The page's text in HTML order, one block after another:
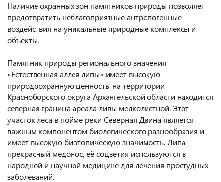
Наличие охранных зон памятников природы позволяет
предотвратить неблагоприятные антропогенные
воздействия на уникальные природные комплексы и
объекты.
Памятник природы регионального значения
«Естественная аллея липы» имеет высокую
природоохранную ценность: на территории
Красноборского округа Архангельской области находится
северная граница ареала липы мелколистной. Этот
участок леса в пойме реки Северная Двина является
важным компонентом биологического разнообразия и
имеет высокую биотопическую значимость. Липа -
прекрасный медонос, её соцветия используются в
народной и научной медицине для лечения простудных
заболеваний.